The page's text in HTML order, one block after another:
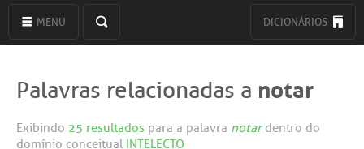
MENU DICIONÁRIOS
Palavras relacionadas a notar
Exibindo 25 resultados para a palavra notardentro do
domínio conceitual INTELECTO